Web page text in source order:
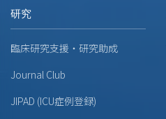
研究
臨床研究支援・研究助成
Journal Club
JIPAD (ICU症例登録)